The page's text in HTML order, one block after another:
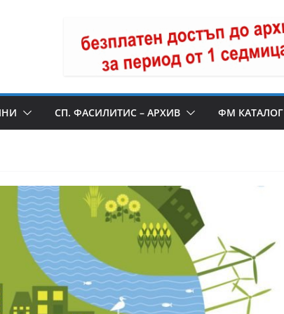
СП. ФАСИЛИТИС – АРХИВ ФМ КАТАЛОГ